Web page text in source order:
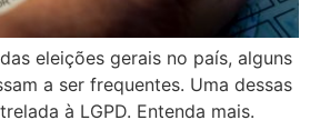
eleições gerais no país, alguns
a ser frequentes. Uma dessas
à LGPD. Entenda mais.